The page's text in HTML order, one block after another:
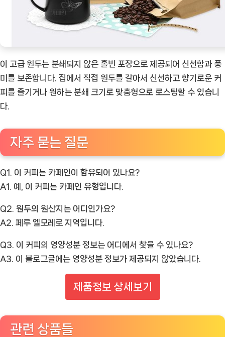
이 고급 원두는 분쇄되지 않은 홀빈 포장으로 제공되어 신선함과 풍
미를 보존합니다. 집에서 직접 원두를 갈아서 신선하고 향기로운 커
피를 즐기거나 원하는 분쇄 크기로 맞춤형으로 로스팅할 수 있습니
다.
자주 묻는 질문
Q1. 이 커피는 카페인이 함유되어 있나요?
A1. 예, 이 커피는 카페인 유형입니다.
Q2. 원두의 원산지는 어디인가요?
A2. 페루 엘모레로 지역입니다.
Q3. 이 커피의 영양성분 정보는 어디에서 찾을 수 있나요?
A3. 이 블로그글에는 영양성분 정보가 제공되지 않았습니다.
제품정보 상세보기
관련 상품들